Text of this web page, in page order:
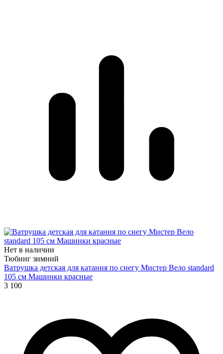
Нет в наличии
Тюбинг зимний
Ватрушка детская для катания по снегу Мистер Вело standard
105 см Машинки красные
3 100